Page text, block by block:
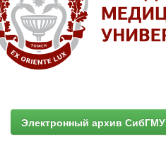
Электронный архив СибГМУ